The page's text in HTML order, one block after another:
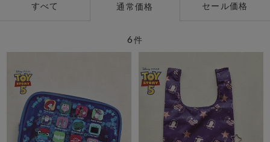
すべて 通常価格 セール価格
6件